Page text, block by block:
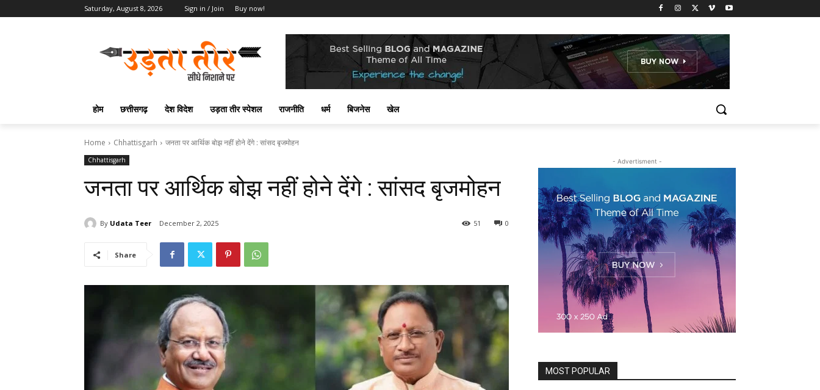
Saturday, August 8, 2026 Sign in / Join Buy now!
होम छत्तीसगढ़ देश विदेश उड़ता तीर स्पेशल राजनीति धर्म बिजनेस खेल
Home Chhattisgarh जनता पर आर्थिक बोझ नहीं होने देंगे : सांसद बृजमोहन
Chhattisgarh
जनता पर आर्थिक बोझ नहीं होने देंगे : सांसद बृजमोहन
By Udata Teer December 2, 2025 0
51
Share
- Advertisment -
MOST POPULAR